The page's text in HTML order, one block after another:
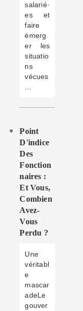
salarié·
es et
faire
émerg
er les
situatio
ns
vécues
Point
D'indice
Des
Fonction
Naires :
Et Vous,
Combien
Avez-
Vous
Perdu ?
Une
véritabl
e
mascar
adeLe
gouver